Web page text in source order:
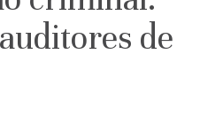
de